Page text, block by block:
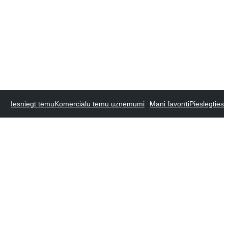
Iesniegt tēmuKomerciālu tēmu uzņēmumi Mani favorītiPieslēgties